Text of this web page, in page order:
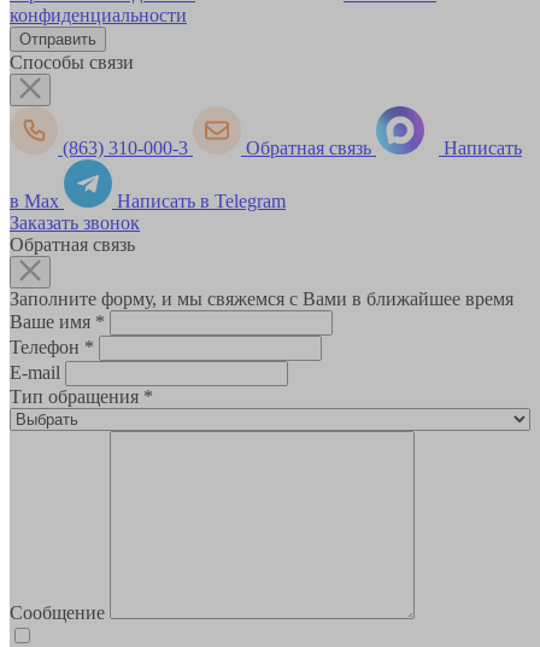
конфиденциальности
Способы связи
(863) 310-000-3 Обратная связь Написать
в Max
Написать в Telegram
Заказать звонок
Обратная связь
Заполните форму, и мы свяжемся с Вами в ближайшее время
Ваше имя *
Телефон *
E-mail
Тип обращения *
Сообщение